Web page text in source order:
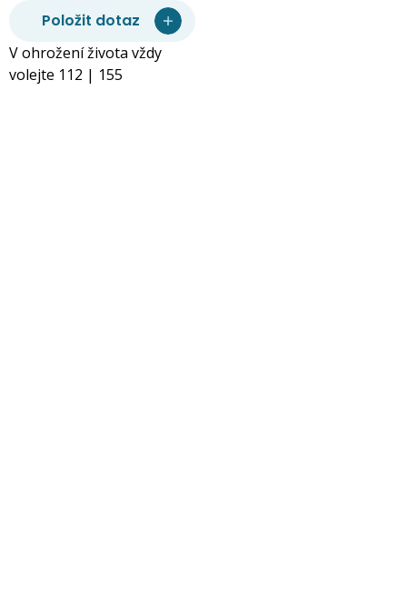
Položit dotaz
V ohrožení života vždy
volejte 112 | 155